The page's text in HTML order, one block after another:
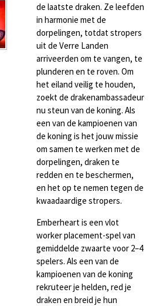
de laatste draken. Ze leefden
in harmonie met de
dorpelingen, totdat stropers
uit de Verre Landen
arriveerden om te vangen, te
plunderen en te roven. Om
het eiland veilig te houden,
zoekt de drakenambassadeur
nu steun van de koning. Als
een van de kampioenen van
de koning is het jouw missie
om samen te werken met de
dorpelingen, draken te
redden en te beschermen,
en het op te nemen tegen de
kwaadaardige stropers.
Emberheart is een vlot
worker placement-spel van
gemiddelde zwaarte voor 2–4
spelers. Als een van de
kampioenen van de koning
rekruteer je helden, red je
draken en breid je hun